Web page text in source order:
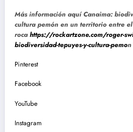
Más información aquí Canaima:
cultura pemón en un territorio entre
roca https://rockartzone.com/roger-
biodiversidad-tepuyes-y-cultura-pemon
Pinterest
Facebook
YouTube
Instagram